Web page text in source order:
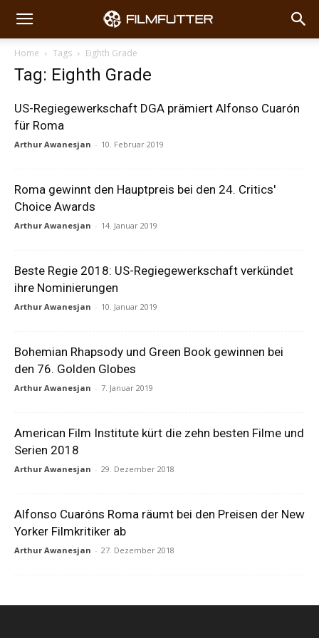
Home Tags Eighth Grade
Tag: Eighth Grade
US-Regiegewerkschaft DGA prämiert Alfonso Cuarón
für Roma
Arthur Awanesjan - 10. Februar 2019
Roma gewinnt den Hauptpreis bei den 24. Critics'
Choice Awards
Arthur Awanesjan - 14. Januar 2019
Beste Regie 2018: US-Regiegewerkschaft verkündet
ihre Nominierungen
Arthur Awanesjan - 10. Januar 2019
Bohemian Rhapsody und Green Book gewinnen bei
den 76. Golden Globes
Arthur Awanesjan - 7. Januar 2019
American Film Institute kürt die zehn besten Filme und
Serien 2018
Arthur Awanesjan - 29. Dezember 2018
Alfonso Cuaróns Roma räumt bei den Preisen der New
Yorker Filmkritiker ab
Arthur Awanesjan - 27. Dezember 2018